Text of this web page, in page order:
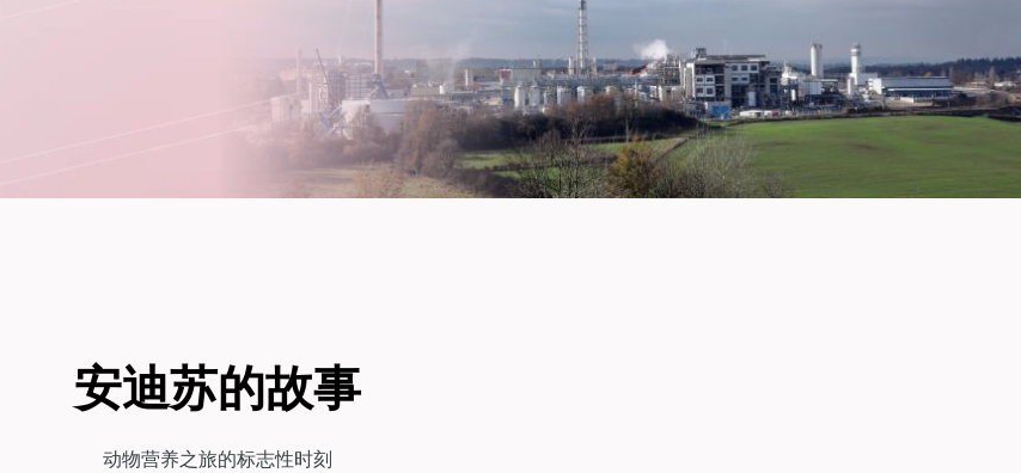
安迪苏的故事
动物营养之旅的标志性时刻